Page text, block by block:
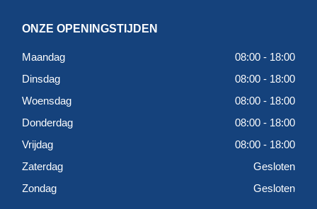
ONZE OPENINGSTIJDEN
Maandag
08:00 - 18:00
Dinsdag
08:00 - 18:00
Woensdag
08:00 - 18:00
Donderdag
08:00 - 18:00
Vrijdag
08:00 - 18:00
Zaterdag
Gesloten
Zondag
Gesloten